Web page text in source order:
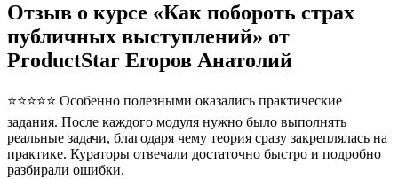
Отзыв о курсе «Как побороть страх
публичных выступлений» от
ProductStar Егоров Анатолий
⭐⭐⭐⭐⭐ Особенно полезными оказались практические
задания. После каждого модуля нужно было выполнять
реальные задачи, благодаря чему теория сразу закреплялась на
практике. Кураторы отвечали достаточно быстро и подробно
разбирали ошибки.